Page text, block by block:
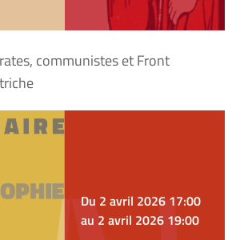
communistes et Front
Du 2 avril 2026 17:00
au 2 avril 2026 19:00